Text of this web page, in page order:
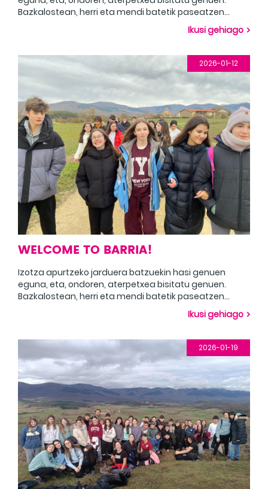
Bazkalostean, herri eta mendi batetik paseatzen
dugu, bista ikusgarriez gozatzeko. Empezamos el día
con unas actividades para romper el hielo y, más
disfrutamos de un paseo por un pueblo y una
montaña para disfrutar de las impresionantes vistas.
Ikusi gehiago
2026-01-12
WELCOME TO BARRIA!
Izotza apurtzeko jarduera batzuekin hasi genuen
eguna, eta, ondoren, aterpetxea bisitatu genuen.
Bazkalostean, herri eta mendi batetik paseatzen
dugu, bista ikusgarriez gozatzeko. Empezamos el día
con unas actividades para romper el hielo y, más
disfrutamos de un paseo por un pueblo y una
montaña para disfrutar de las impresionantes vistas.
Ikusi gehiago
2026-01-19